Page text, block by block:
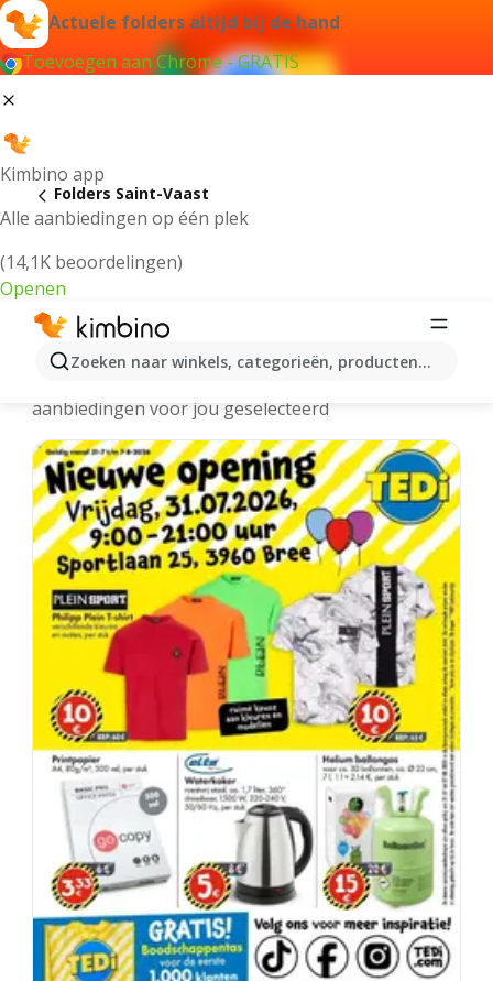
Actuele folders altijd bij de hand
Toevoegen aan Chrome - GRATIS
Kimbino app
Alle aanbiedingen op één plek
(14,1K beoordelingen)
Openen
Zoeken naar winkels, categorieën, producten...
Folders Saint-Vaast
Saint-Vaast folders online
aanbiedingen voor jou geselecteerd